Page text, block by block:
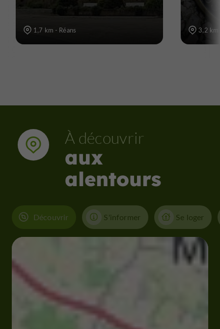
1,7 km - Réans 3,2 km
À découvrir
aux
alentours
Découvrir S'informer Se loger